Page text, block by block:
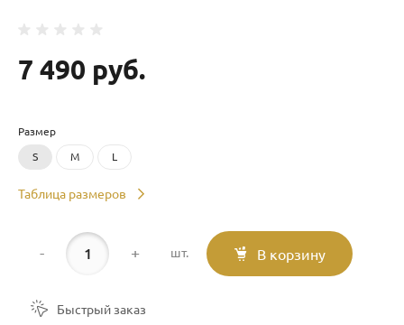
7 490 руб.
Размер
S M L
Таблица размеров
- + шт. В корзину
Быстрый заказ